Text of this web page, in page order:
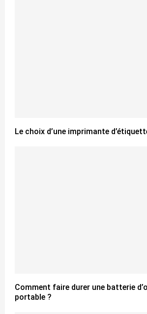
Le choix d’une imprimante
Comment faire durer une batterie
portable ?